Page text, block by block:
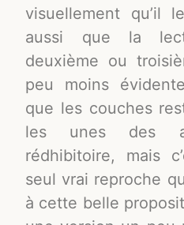
visuellement qu’il
aussi que la
deuxième ou
peu moins
que les couches
les unes des
rédhibitoire, mais
seul vrai reproche
à cette belle